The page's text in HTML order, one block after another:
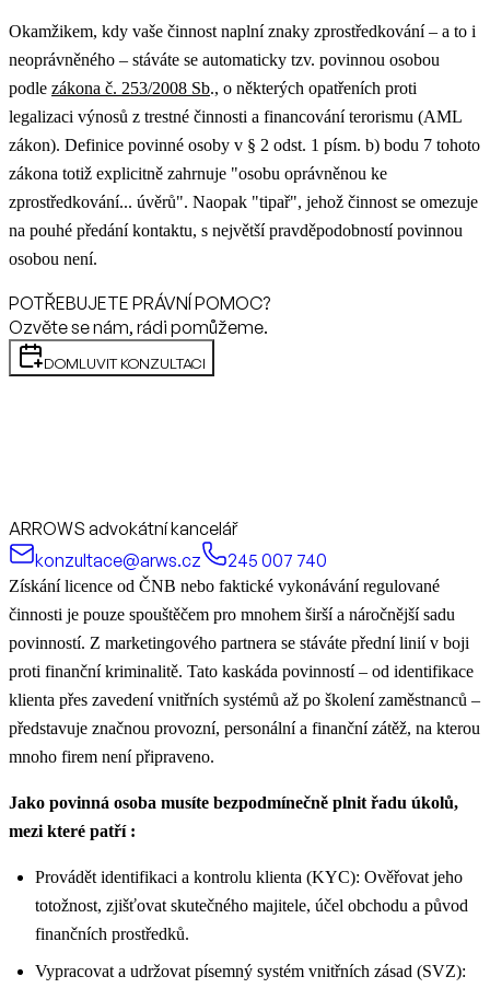
Okamžikem, kdy vaše činnost naplní znaky zprostředkování – a to i
neoprávněného – stáváte se automaticky tzv. povinnou osobou
podle zákona č. 253/2008 Sb., o některých opatřeních proti
legalizaci výnosů z trestné činnosti a financování terorismu (AML
zákon). Definice povinné osoby v § 2 odst. 1 písm. b) bodu 7 tohoto
zákona totiž explicitně zahrnuje "osobu oprávněnou ke
zprostředkování... úvěrů". Naopak "tipař", jehož činnost se omezuje
na pouhé předání kontaktu, s největší pravděpodobností povinnou
osobou není.
POTŘEBUJETE PRÁVNÍ POMOC?
Ozvěte se nám, rádi pomůžeme.
DOMLUVIT KONZULTACI
ARROWS advokátní kancelář
konzultace@arws.cz
245 007 740
Získání licence od ČNB nebo faktické vykonávání regulované
činnosti je pouze spouštěčem pro mnohem širší a náročnější sadu
povinností. Z marketingového partnera se stáváte přední linií v boji
proti finanční kriminalitě. Tato kaskáda povinností – od identifikace
klienta přes zavedení vnitřních systémů až po školení zaměstnanců –
představuje značnou provozní, personální a finanční zátěž, na kterou
mnoho firem není připraveno.
Jako povinná osoba musíte bezpodmínečně plnit řadu úkolů,
mezi které patří :
Provádět identifikaci a kontrolu klienta (KYC): Ověřovat jeho
totožnost, zjišťovat skutečného majitele, účel obchodu a původ
finančních prostředků.
Vypracovat a udržovat písemný systém vnitřních zásad (SVZ):